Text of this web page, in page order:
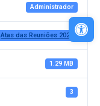
Administrador
Atas das Reuniões 2026
1.29 MB
3